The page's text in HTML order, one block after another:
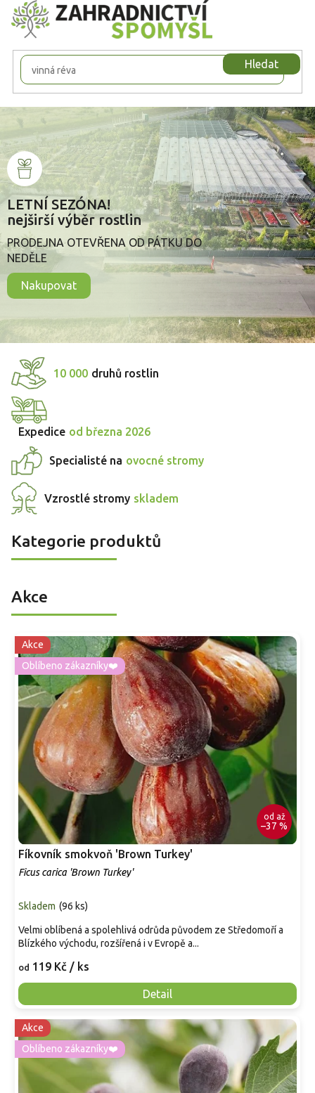
Přejít
na
obsah
Hledat
PRODEJNA OTEVŘENA OD PÁTKU DO
NEDĚLE
LETNÍ SEZÓNA!
nejširší výběr rostlin
Nakupovat
10 000 druhů rostlin
Expedice od března 2026
Specialisté na ovocné stromy
Vzrostlé stromy skladem
Kategorie produktů
Akce
Akce
Oblíbeno zákazníky❤️
od až
–37 %
Fíkovník smokvoň 'Brown Turkey'
Ficus carica 'Brown Turkey'
Skladem (96 ks)
od 119 Kč / ks
Detail
Velmi oblíbená a spolehlivá odrůda původem ze Středomoří a
Blízkého východu, rozšířená i v Evropě a...
Akce
Oblíbeno zákazníky❤️